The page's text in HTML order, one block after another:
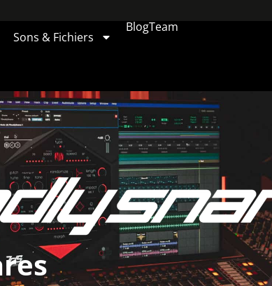
Sons & Fichiers
BlogTeam